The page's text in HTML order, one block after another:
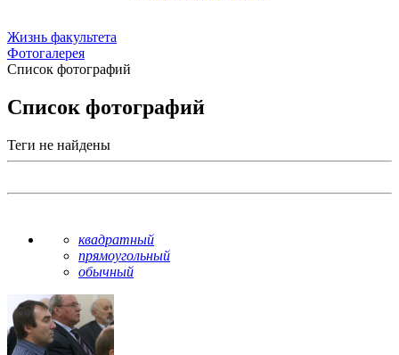
Жизнь факультета
Фотогалерея
Список фотографий
Список фотографий
Теги не найдены
квадратный
прямоугольный
обычный